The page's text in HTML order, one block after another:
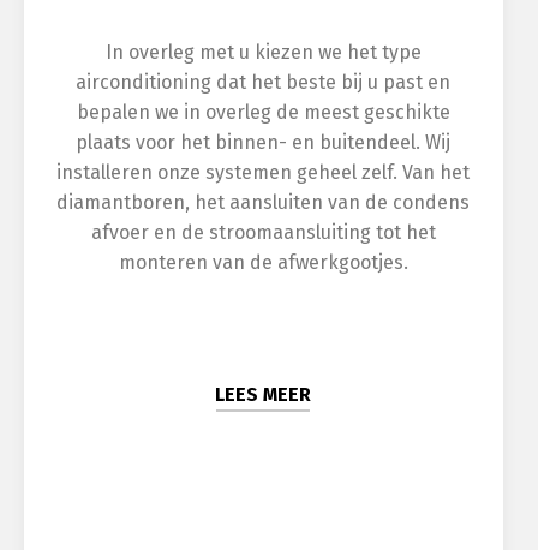
In overleg met u kiezen we het type
airconditioning dat het beste bij u past en
bepalen we in overleg de meest geschikte
plaats voor het binnen- en buitendeel. Wij
installeren onze systemen geheel zelf. Van het
diamantboren, het aansluiten van de condens
afvoer en de stroomaansluiting tot het
monteren van de afwerkgootjes.
LEES MEER